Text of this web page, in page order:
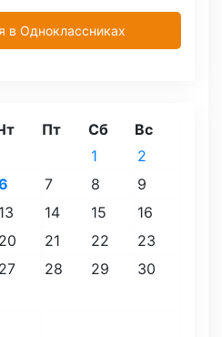
в Одноклассниках
Пт Сб Вс
1
2
7 8
9
13 14 15
16
20 21 22
23
27 28 29
30